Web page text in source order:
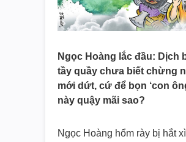
Ngọc Hoàng lắc đầu: Dịch
tầy quầy chưa biết chừng
mới dứt, cứ để bọn ‘con
này quậy mãi sao?
Ngọc Hoàng hổm rày bị hắt